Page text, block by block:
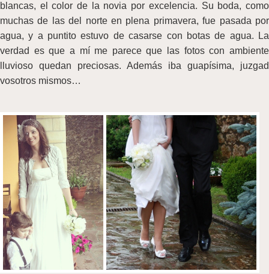
blancas, el color de la novia por excelencia. Su boda, como
muchas de las del norte en plena primavera, fue pasada por
agua, y a puntito estuvo de casarse con botas de agua. La
verdad es que a mí me parece que las fotos con ambiente
lluvioso quedan preciosas. Además iba guapísima, juzgad
vosotros mismos…